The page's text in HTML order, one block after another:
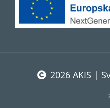
2026 AKIS |